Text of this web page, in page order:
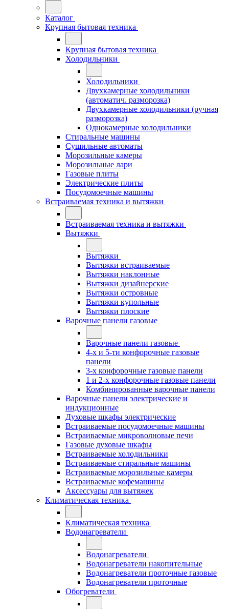
Каталог
Крупная бытовая техника
Крупная бытовая техника
Холодильники
Холодильники
Двухкамерные холодильники
(автоматич. разморозка)
Двухкамерные холодильники (ручная
разморозка)
Однокамерные холодильники
Стиральные машины
Сушильные автоматы
Морозильные камеры
Морозильные лари
Газовые плиты
Электрические плиты
Посудомоечные машины
Встраиваемая техника и вытяжки
Встраиваемая техника и вытяжки
Вытяжки
Вытяжки
Вытяжки встраиваемые
Вытяжки наклонные
Вытяжки дизайнерские
Вытяжки островные
Вытяжки купольные
Вытяжки плоские
Варочные панели газовые
Варочные панели газовые
4-х и 5-ти конфорочные газовые
панели
3-х конфорочные газовые панели
1 и 2-х конфорочные газовые панели
Комбинированные варочные панели
Варочные панели электрические и
индукционные
Духовые шкафы электрические
Встраиваемые посудомоечные машины
Встраиваемые микроволновые печи
Газовые духовые шкафы
Встраиваемые холодильники
Встраиваемые стиральные машины
Встраиваемые морозильные камеры
Встраиваемые кофемашины
Аксессуары для вытяжек
Климатическая техника
Климатическая техника
Водонагреватели
Водонагреватели
Водонагреватели накопительные
Водонагреватели проточные газовые
Водонагреватели проточные
Обогреватели